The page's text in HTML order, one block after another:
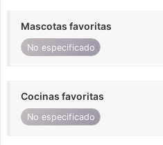
Mascotas favoritas
No especificado
Cocinas favoritas
No especificado